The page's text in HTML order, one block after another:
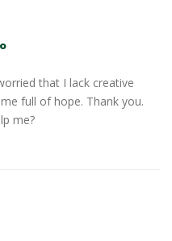
that I lack creative
full of hope. Thank you.
me?